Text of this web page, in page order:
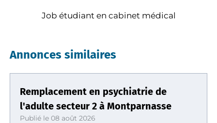
Job étudiant en cabinet médical
Annonces similaires
Remplacement en psychiatrie de
l'adulte secteur 2 à Montparnasse
Publié le 08 août 2026